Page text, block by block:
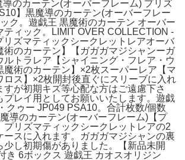
のカーテン(オーバーフレーム) プリズ
】黒魔導のカーテン(オーバーフレー
ク。遊戯王 黒魔術のカーテン オーバー
ティック。LIMIT OVER COLLECTION -
ズマティックシークレットレアオーバ
術のカーテン】【ガガガマジシャンーガ
ルトラレア【シャイニング・フレア・ウ
魔術のカーテン】×2枚スーパーレア【マ
ロス】×2枚開封後直ぐにスリーブに入れ
すが初期キズ等心配な方はご遠慮下さ
プレイ用としてお願いいたします。遊戯
クゥー JP049 PSA10。合計枚数/個数
魔導のカーテン(オーバーフレーム)【プ
プリズマティックシークレットレアの2
ースに入れます。ガガガマジシャンの裏
少し初期傷がありました。【新品未開
き 6ボックス 遊戯王 カオスオリジン